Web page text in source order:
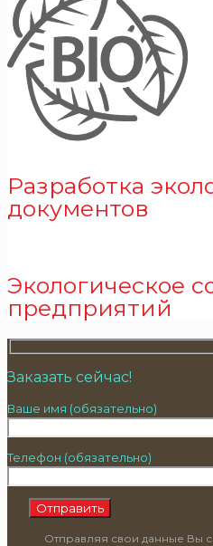
Разработка
документов
Экологическое
предприятий
Заказать сейчас!
Ваше имя (обязательно)
Телефон (обязательно)
Отправляя свои данные Вы